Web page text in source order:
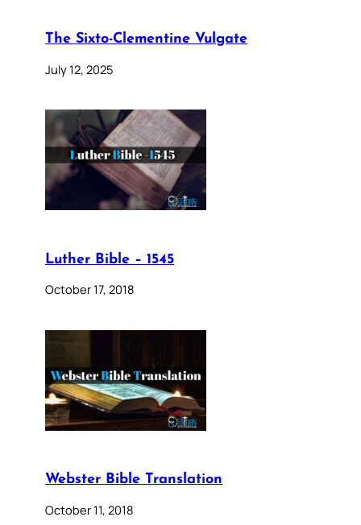
The Sixto-Clementine Vulgate
July 12, 2025
Luther Bible – 1545
October 17, 2018
Webster Bible Translation
October 11, 2018